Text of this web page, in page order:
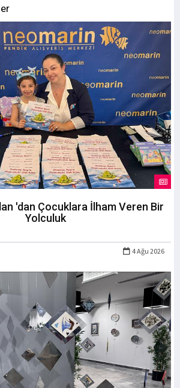
'dan Çocuklara İlham Veren Bir
Yolculuk
4 Ağu 2026